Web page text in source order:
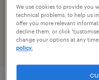
номер посилання
47205510
We use cookies to provide you
technical problems, to help us
offer you more relevant
decline them, or click
change your options at any
policy.